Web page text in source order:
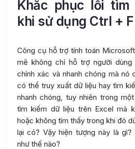
Khắc phục lỗi tìm
khi sử dụng Ctrl + F
Công cụ hỗ trợ tính toán
mẽ không chỉ hỗ trợ người
chính xác và nhanh chóng mà nó
có thể truy xuất dữ liệu hay tìm
nhanh chóng, tuy nhiên trong
tìm kiếm dữ liệu trên Excel mà
hoặc không tìm thấy trong khi đó
lại có? Vậy hiện tượng này là
như thế nào?